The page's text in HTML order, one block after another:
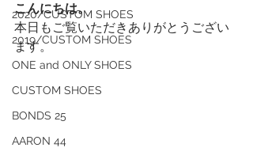
2020/CUSTOM SHOES
2019/CUSTOM SHOES
ONE and ONLY SHOES
CUSTOM SHOES
BONDS 25
AARON 44
こんにちは。
本日もご覧いただきありがとうござい
ます。